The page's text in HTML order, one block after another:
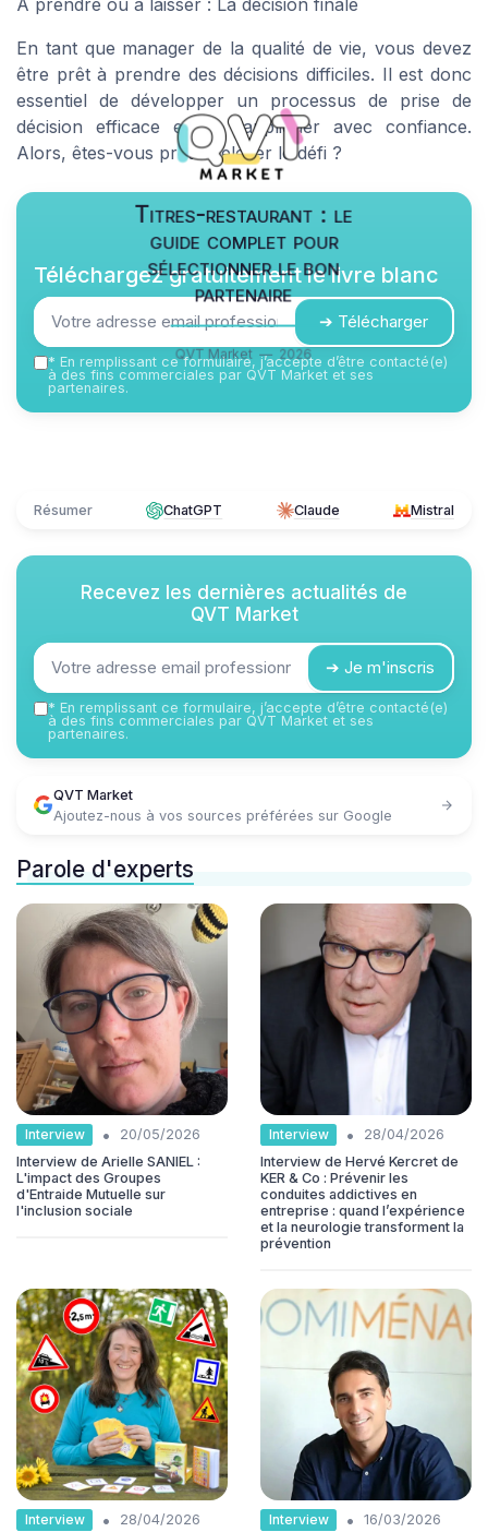
À prendre ou à laisser : La décision finale
En tant que manager de la qualité de vie, vous devez
être prêt à prendre des décisions difficiles. Il est donc
essentiel de développer un processus de prise de
décision efficace et de l'appliquer avec confiance.
Alors, êtes-vous prêt à relever le défi ?
Titres-restaurant : le
guide complet pour
sélectionner le bon
partenaire
QVT Market — 2026
Téléchargez gratuitement le livre blanc
➔ Télécharger
* En remplissant ce formulaire, j’accepte d’être contacté(e)
à des fins commerciales par QVT Market et ses
partenaires.
Résumer ChatGPT Claude Mistral
Recevez les dernières actualités de
QVT Market
➔ Je m'inscris
* En remplissant ce formulaire, j’accepte d’être contacté(e)
à des fins commerciales par QVT Market et ses
partenaires.
QVT Market
Ajoutez-nous à vos sources préférées sur Google
Parole d'experts
Interview •
20/05/2026
Interview de Arielle SANIEL :
L'impact des Groupes
d'Entraide Mutuelle sur
l'inclusion sociale
Interview •
28/04/2026
Interview de Hervé Kercret de
KER & Co : Prévenir les
conduites addictives en
entreprise : quand l’expérience
et la neurologie transforment la
prévention
Interview •
28/04/2026
Interview •
16/03/2026